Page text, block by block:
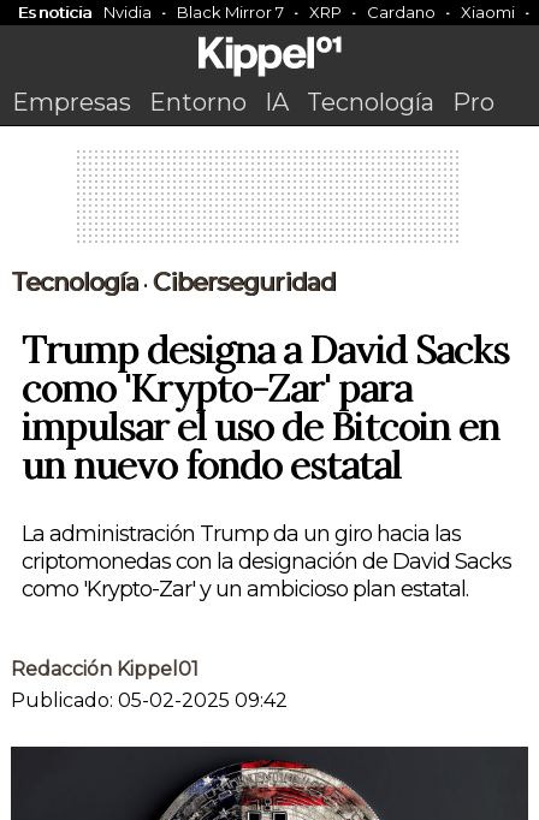
Es noticia Nvidia Black Mirror 7 XRP Cardano Xiaomi
Empresas Entorno IA Tecnología Pro
Tecnología• Ciberseguridad
Trump designa a David Sacks
como 'Krypto-Zar' para
impulsar el uso de Bitcoin en
un nuevo fondo estatal
La administración Trump da un giro hacia las
criptomonedas con la designación de David Sacks
como 'Krypto-Zar' y un ambicioso plan estatal.
Redacción Kippel01
Publicado: 05-02-2025 09:42